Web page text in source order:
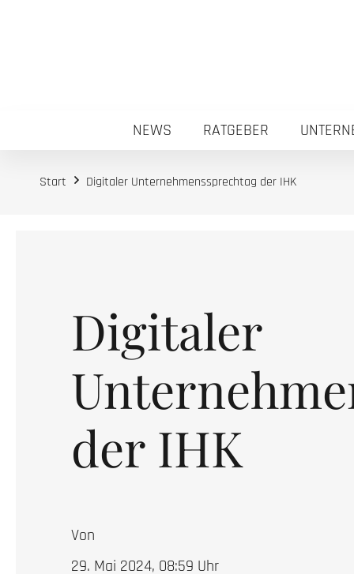
NEWS RATGEBER
Start Digitaler Unternehmenssprechtag der IHK
Digitaler
der IHK
Von
29. Mai 2024, 08:59 Uhr